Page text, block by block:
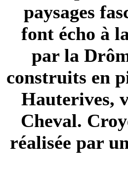
paysages
font écho à
par la
construits en
Hauterives,
Cheval.
réalisée par